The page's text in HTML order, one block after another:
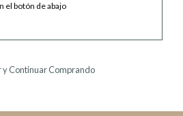
el botón de abajo
Continuar Comprando